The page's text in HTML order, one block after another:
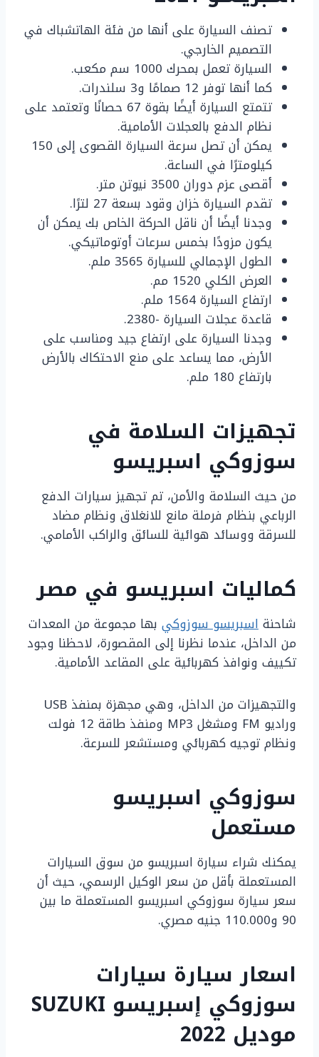
تصنف السيارة على أنها من فئة الهاتشباك في
التصميم الخارجي.
السيارة تعمل بمحرك 1000 سم مكعب.
كما أنها توفر 12 صمامًا و3 سلندرات.
تتمتع السيارة أيضًا بقوة 67 حصانًا وتعتمد على
نظام الدفع بالعجلات الأمامية.
يمكن أن تصل سرعة السيارة القصوى إلى 150
كيلومترًا في الساعة.
أقصى عزم دوران 3500 نيوتن متر.
تقدم السيارة خزان وقود بسعة 27 لترًا.
وجدنا أيضًا أن ناقل الحركة الخاص بك يمكن أن
يكون مزودًا بخمس سرعات أوتوماتيكي.
الطول الإجمالي للسيارة 3565 ملم.
العرض الكلي 1520 مم.
ارتفاع السيارة 1564 ملم.
قاعدة عجلات السيارة -2380.
وجدنا السيارة على ارتفاع جيد ومناسب على
الأرض، مما يساعد على منع الاحتكاك بالأرض
بارتفاع 180 ملم.
تجهيزات السلامة في
سوزوكي اسبريسو
من حيث السلامة والأمن، تم تجهيز سيارات الدفع
الرباعي بنظام فرملة مانع للانغلاق ونظام مضاد
للسرقة ووسائد هوائية للسائق والراكب الأمامي.
كماليات اسبريسو في مصر
شاحنةاسبريسو سوزوكي بها مجموعة من المعدات
من الداخل، عندما نظرنا إلى المقصورة، لاحظنا وجود
تكييف ونوافذ كهربائية على المقاعد الأمامية.
والتجهيزات من الداخل، وهي مجهزة بمنفذ USB
وراديو FM ومشغل MP3 ومنفذ طاقة 12 فولت
ونظام توجيه كهربائي ومستشعر للسرعة.
سوزوكي اسبريسو
مستعمل
يمكنك شراء سيارة اسبريسو من سوق السيارات
المستعملة بأقل من سعر الوكيل الرسمي، حيث أن
سعر سيارة سوزوكي اسبريسو المستعملة ما بين
90 و110.000 جنيه مصري.
اسعار سيارة سيارات
سوزوكي إسبريسو SUZUKI
موديل 2022